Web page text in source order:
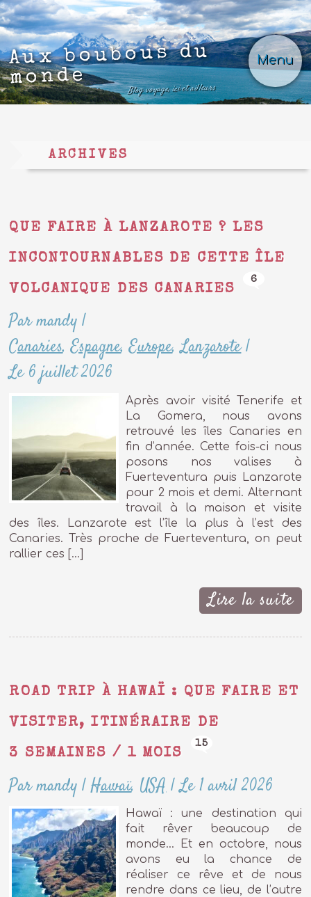
Menu
Aux boubous du
monde
Blog voyage, ici et ailleurs
ARCHIVES
QUE FAIRE À LANZAROTE ? LES
INCONTOURNABLES DE CETTE ÎLE
VOLCANIQUE DES CANARIES
6
Par mandy |
Canaries,Espagne,Europe,Lanzarote|
Le 6 juillet 2026
Après avoir visité Tenerife et
La Gomera, nous avons
retrouvé les îles Canaries en
fin d’année. Cette fois-ci nous
posons nos valises à
Fuerteventura puis Lanzarote
pour 2 mois et demi. Alternant
travail à la maison et visite
des îles. Lanzarote est l’île la plus à l’est des
Canaries. Très proche de Fuerteventura, on peut
rallier ces […]
Lire la suite
ROAD TRIP À HAWAÏ : QUE FAIRE ET
VISITER, ITINÉRAIRE DE
3 SEMAINES / 1 MOIS
15
Par mandy |Hawaï, USA|Le 1 avril 2026
Hawaï : une destination qui
fait rêver beaucoup de
monde… Et en octobre, nous
avons eu la chance de
réaliser ce rêve et de nous
rendre dans ce lieu, de l’autre